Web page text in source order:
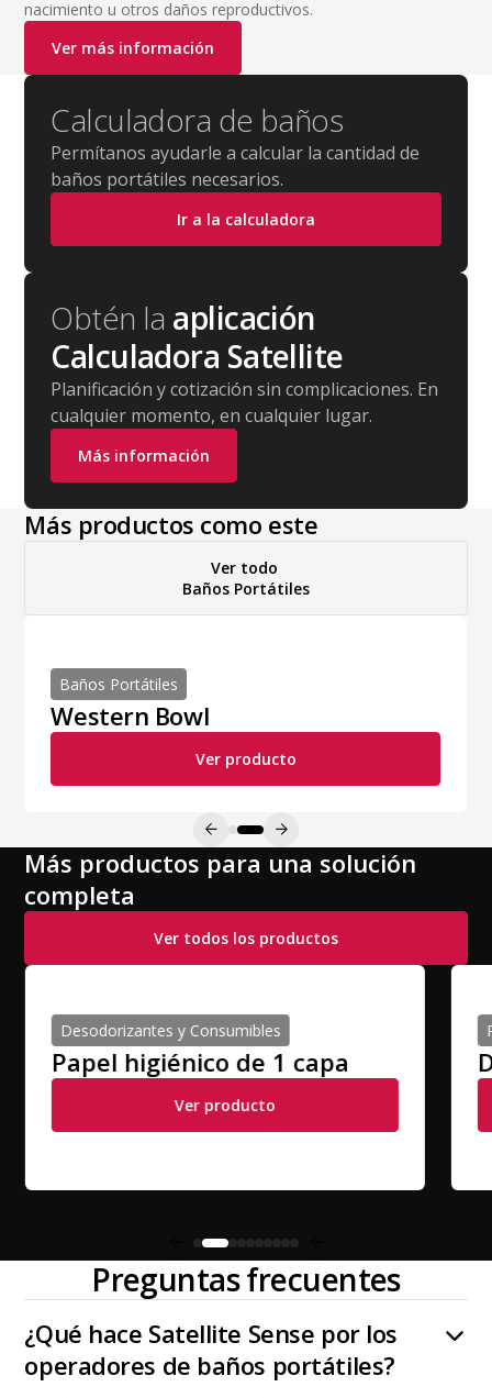
nacimiento u otros daños reproductivos.
Ver más información
Calculadora de baños
Permítanos ayudarle a calcular la cantidad de
baños portátiles necesarios.
Ir a la calculadora
Obtén la aplicación
Calculadora Satellite
Planificación y cotización sin complicaciones. En
cualquier momento, en cualquier lugar.
Más información
Más productos como este
Ver todo
Baños Portátiles
Baños Portátiles
Western Bowl
Ver producto
Más productos para una solución
completa
Ver todos los productos
Desodorizantes y Consumibles
Papel higiénico de 1 capa
Ver producto
Preguntas frecuentes
¿Qué hace Satellite Sense por los
operadores de baños portátiles?